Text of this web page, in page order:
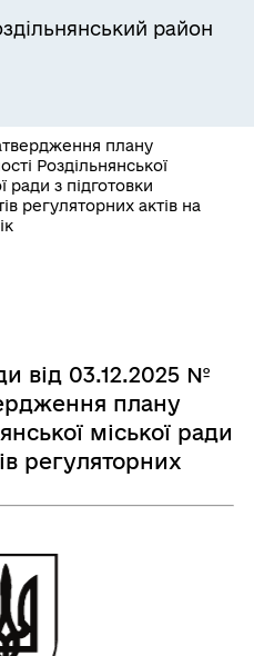
район
плану
Роздільнянської
ради з підготовки
регуляторних актів на
від 03.12.2025 №
плану
міської ради
регуляторних